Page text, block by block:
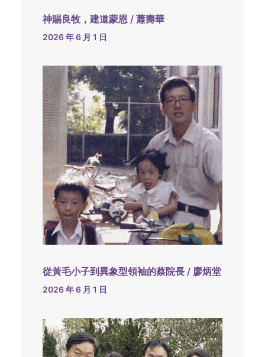
神賜良牧，建道蒙恩 / 蕭壽華
2026 年 6 月 1 日
從黃毛小子到異象型領袖的蔡院長 / 廖炳堂
2026 年 6 月 1 日